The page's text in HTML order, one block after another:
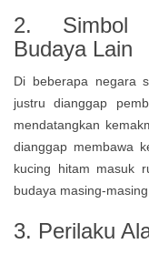
2. Simbol
Budaya Lain
Di beberapa negara
justru dianggap
mendatangkan
dianggap membawa
kucing hitam masuk
budaya masing-masing.
3. Perilaku